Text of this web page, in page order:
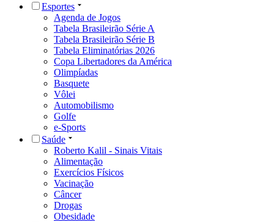
Esportes
Agenda de Jogos
Tabela Brasileirão Série A
Tabela Brasileirão Série B
Tabela Eliminatórias 2026
Copa Libertadores da América
Olimpíadas
Basquete
Vôlei
Automobilismo
Golfe
e-Sports
Saúde
Roberto Kalil - Sinais Vitais
Alimentação
Exercícios Físicos
Vacinação
Câncer
Drogas
Obesidade